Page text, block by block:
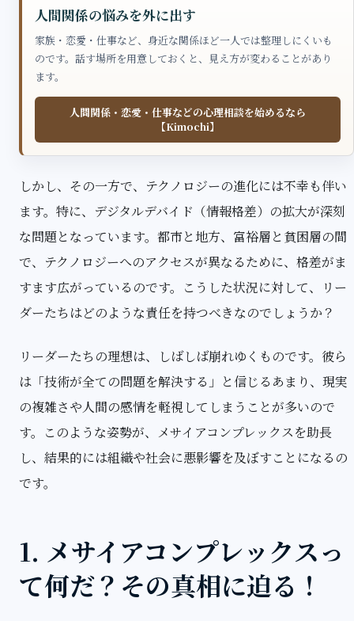
人間関係の悩みを外に出す
家族・恋愛・仕事など、身近な関係ほど一人では整理しにくいも
のです。話す場所を用意しておくと、見え方が変わることがあり
ます。
人間関係・恋愛・仕事などの心理相談を始めるなら
【Kimochi】
しかし、その一方で、テクノロジーの進化には不幸も伴い
ます。特に、デジタルデバイド（情報格差）の拡大が深刻
な問題となっています。都市と地方、富裕層と貧困層の間
で、テクノロジーへのアクセスが異なるために、格差がま
すます広がっているのです。こうした状況に対して、リー
ダーたちはどのような責任を持つべきなのでしょうか？
リーダーたちの理想は、しばしば崩れゆくものです。彼ら
は「技術が全ての問題を解決する」と信じるあまり、現実
の複雑さや人間の感情を軽視してしまうことが多いので
す。このような姿勢が、メサイアコンプレックスを助長
し、結果的には組織や社会に悪影響を及ぼすことになるの
です。
1. メサイアコンプレックスっ
て何だ？その真相に迫る！